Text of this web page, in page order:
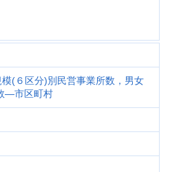
(６区分)別民営事業所数，男女
―市区町村